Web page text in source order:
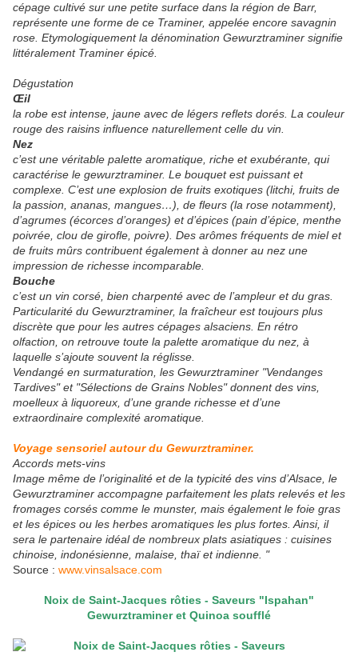
cépage cultivé sur une petite surface dans la région de Barr,
représente une forme de ce Traminer, appelée encore savagnin
rose. Etymologiquement la dénomination Gewurztraminer signifie
littéralement Traminer épicé.
Dégustation
Œil
la robe est intense, jaune avec de légers reflets dorés. La couleur
rouge des raisins influence naturellement celle du vin.
Nez
c’est une véritable palette aromatique, riche et exubérante, qui
caractérise le gewurztraminer. Le bouquet est puissant et
complexe. C’est une explosion de fruits exotiques (litchi, fruits de
la passion, ananas, mangues…), de fleurs (la rose notamment),
d’agrumes (écorces d’oranges) et d’épices (pain d’épice, menthe
poivrée, clou de girofle, poivre). Des arômes fréquents de miel et
de fruits mûrs contribuent également à donner au nez une
impression de richesse incomparable.
Bouche
c’est un vin corsé, bien charpenté avec de l’ampleur et du gras.
Particularité du Gewurztraminer, la fraîcheur est toujours plus
discrète que pour les autres cépages alsaciens. En rétro
olfaction, on retrouve toute la palette aromatique du nez, à
laquelle s’ajoute souvent la réglisse.
Vendangé en surmaturation, les Gewurztraminer "Vendanges
Tardives" et "Sélections de Grains Nobles" donnent des vins,
moelleux à liquoreux, d’une grande richesse et d’une
extraordinaire complexité aromatique.
Voyage sensoriel autour du Gewurztraminer.
Accords mets-vins
Image même de l’originalité et de la typicité des vins d’Alsace, le
Gewurztraminer accompagne parfaitement les plats relevés et les
fromages corsés comme le munster, mais également le foie gras
et les épices ou les herbes aromatiques les plus fortes. Ainsi, il
sera le partenaire idéal de nombreux plats asiatiques : cuisines
chinoise, indonésienne, malaise, thaï et indienne. "
Source : www.vinsalsace.com
Noix de Saint-Jacques rôties - Saveurs "Ispahan"
Gewurztraminer et Quinoa soufflé